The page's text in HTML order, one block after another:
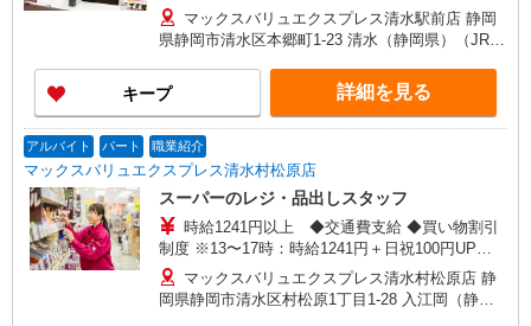
【契約期間】 試用期間3カ月後、6カ月ごと更新
※試用期間中も条件は同じです
マックスバリュエクスプレス清水駅前店 静岡
県静岡市清水区本郷町1-23 清水（静岡県）（JR東
町口（約12分）,入江岡（静岡鉄道）（約21分）
キープ 詳細を見る
アルバイト パート 職業紹介
マックスバリュエクスプレス清水村松原店
スーパーのレジ・品出しスタッフ
時給1241円以上 ◆交通費支給 ◆買い物割引
制度 ※13〜17時：時給1241円＋日祝100円UP
※17〜19時：時給1441円＋日祝100円UP 【契約期
間】 試用期間3カ月後、6カ月ごと更新 ※試用期
間中も条件は同じです
マックスバリュエクスプレス清水村松原店 静
岡県静岡市清水区村松原1丁目1-28 入江岡（静岡